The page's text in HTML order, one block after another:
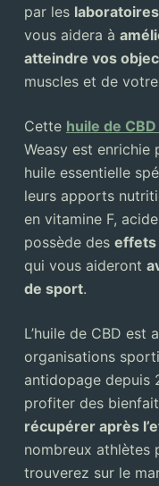
par les
vous aidera à
atteindre vos
muscles et de
Cette huile de
Weasy est enrichie
huile essentielle
leurs apports
en vitamine F,
possède des effets
qui vous aideront
de sport.
L’huile de CBD est
organisations
antidopage depuis
profiter des
récupérer après
nombreux athlètes
trouverez sur le